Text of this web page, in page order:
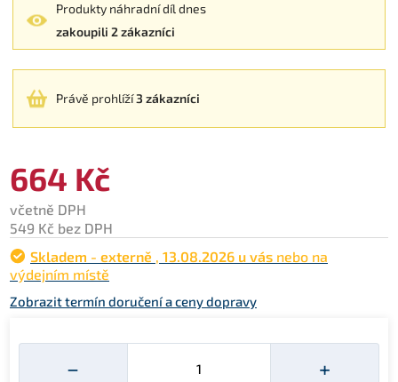
Produkty náhradní díl dnes
zakoupili 2 zákazníci
Právě prohlíží3 zákazníci
664 Kč
včetně DPH
549 Kč bez DPH
Skladem - externě , 13.08.2026 u vás nebo na
výdejním místě
Zobrazit termín doručení a ceny dopravy
−
Množství
+